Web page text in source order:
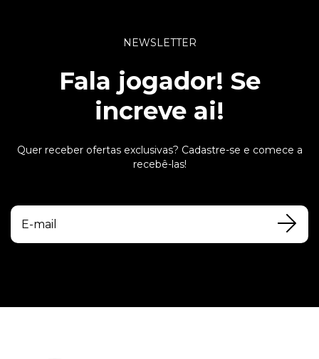
NEWSLETTER
Fala jogador! Se
increve ai!
Quer receber ofertas exclusivas? Cadastre-se e comece a
recebê-las!